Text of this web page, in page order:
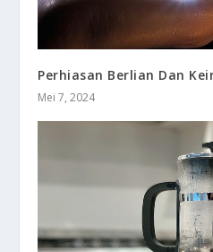
Perhiasan Berlian Dan
Mei 7, 2024